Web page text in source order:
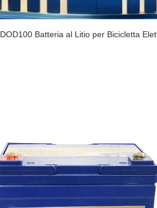
DOD100 Batteria al Litio per Bicicletta